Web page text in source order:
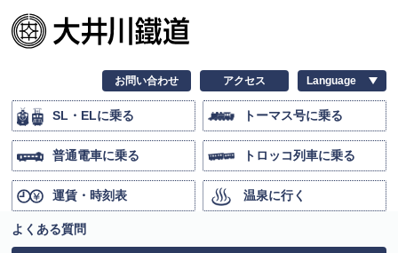
お問い合わせ アクセス
SL・ELに乗る トーマス号に乗る
普通電車に乗る トロッコ列車に乗る
運賃・時刻表 温泉に行く
よくある質問